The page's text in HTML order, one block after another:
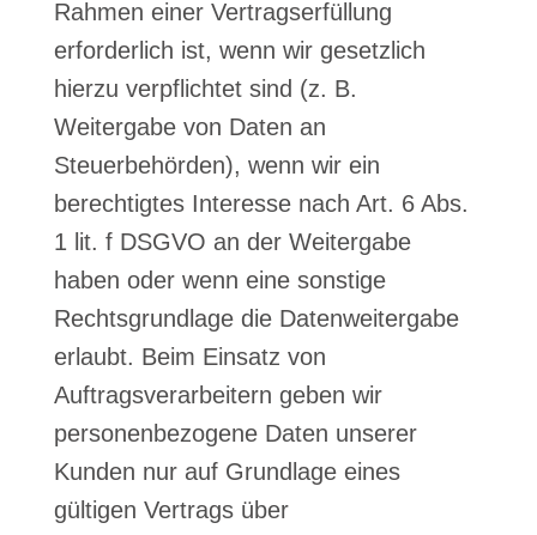
Rahmen einer Vertragserfüllung
erforderlich ist, wenn wir gesetzlich
hierzu verpflichtet sind (z. B.
Weitergabe von Daten an
Steuerbehörden), wenn wir ein
berechtigtes Interesse nach Art. 6 Abs.
1 lit. f DSGVO an der Weitergabe
haben oder wenn eine sonstige
Rechtsgrundlage die Datenweitergabe
erlaubt. Beim Einsatz von
Auftragsverarbeitern geben wir
personenbezogene Daten unserer
Kunden nur auf Grundlage eines
gültigen Vertrags über